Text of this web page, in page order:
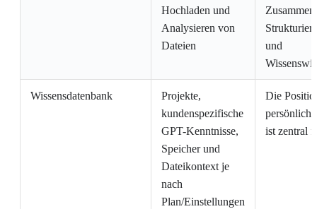
Hochladen und
Analysieren von
Dateien
und
Wissensdatenbank
Projekte,
kundenspezifische
GPT-Kenntnisse,
Speicher und
Dateikontext je
nach
Plan/Einstellungen
Die
ist zentral